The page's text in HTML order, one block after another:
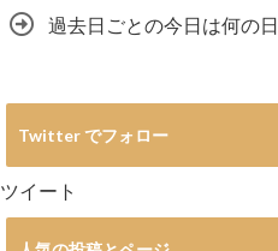
過去日ごとの今日は何の日
Twitter でフォロー
ツイート